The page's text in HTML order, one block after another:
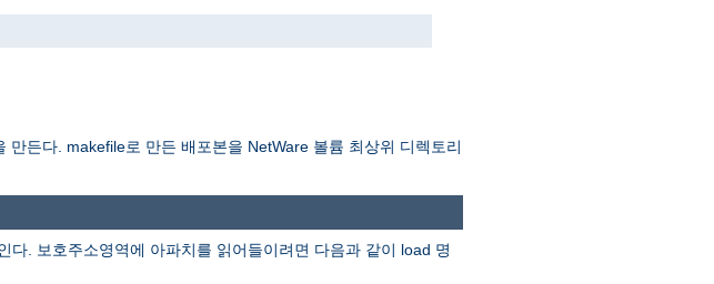
만든다. makefile로 만든 배포본을 NetWare 볼륨 최상위 디렉토리
. 보호주소영역에 아파치를 읽어들이려면 다음과 같이 load 명